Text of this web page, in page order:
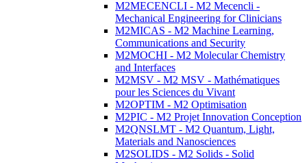
M2MECENCLI - M2 Mecencli -
Mechanical Engineering for Clinicians
M2MICAS - M2 Machine Learning,
Communications and Security
M2MOCHI - M2 Molecular Chemistry
and Interfaces
M2MSV - M2 MSV - Mathématiques
pour les Sciences du Vivant
M2OPTIM - M2 Optimisation
M2PIC - M2 Projet Innovation Conception
M2QNSLMT - M2 Quantum, Light,
Materials and Nanosciences
M2SOLIDS - M2 Solids - Solid